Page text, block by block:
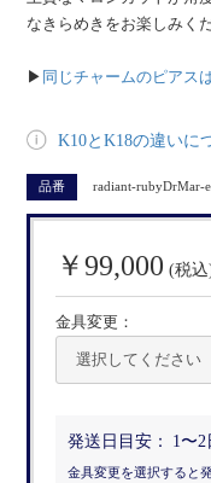
なきらめきをお楽しみく
▶ 同じチャームのピアス
K10とK18の違いに
品番 radiant-rubyDrMar-
￥99,000 (税込
金具変更：
発送日目安： 1〜2
金具変更を選択すると